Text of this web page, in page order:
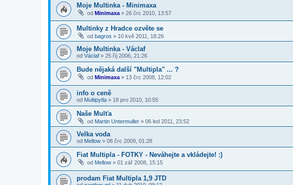
Moje Multinka - Minimaxa
od Minimaxa » 26 črc 2010, 13:57
Multinky z Hradce ozvěte se
od bagros » 10 kvě 2011, 18:26
Moje Multinka - Václaf
od Václaf » 25 říj 2006, 21:26
Bude nějaká další "Multipla" ... ?
od Minimaxa» 13 črc 2008, 12:02
info o ceně
od Multipytla » 18 pro 2010, 10:55
Naše Mulťa
od Martin Untermuller » 06 led 2011, 23:52
Velka voda
od Mellow » 08 črc 2009, 01:28
Fiat Multipla - FOTKY - Neváhejte a vkládejte! :)
od Mellow » 01 zář 2008, 15:15
prodam Fiat Multipla 1,9 JTD